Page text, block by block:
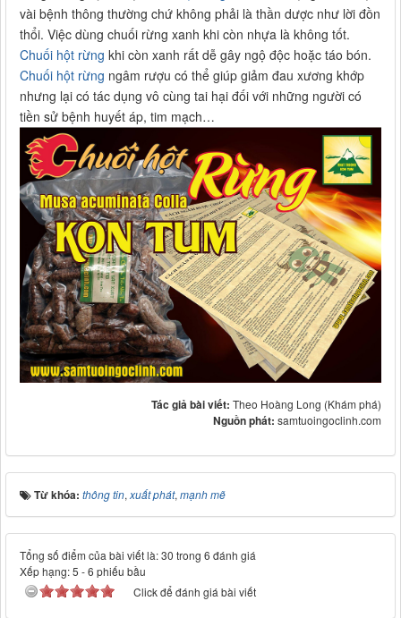
vài bệnh thông thường chứ không phải là thần dược như lời đồn
thổi. Việc dùng chuối rừng xanh khi còn nhựa là không tốt.
Chuối hột rừng khi còn xanh rất dễ gây ngộ độc hoặc táo bón.
Chuối hột rừng ngâm rượu có thể giúp giảm đau xương khớp
nhưng lại có tác dụng vô cùng tai hại đối với những người có
tiền sử bệnh huyết áp, tim mạch…
Tác giả bài viết: Theo Hoàng Long (Khám phá)
Nguồn phát: samtuoingoclinh.com
Từ khóa: thông tin, xuất phát, mạnh mẽ
Tổng số điểm của bài viết là: 30 trong 6 đánh giá
Xếp hạng:5 -6 phiếu bầu
Click để đánh giá bài viết